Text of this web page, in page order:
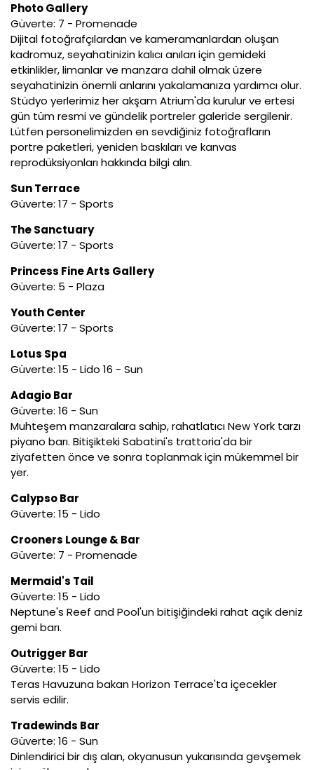
Photo Gallery
Güverte: 7 - Promenade
Dijital fotoğrafçılardan ve kameramanlardan oluşan
kadromuz, seyahatinizin kalıcı anıları için gemideki
etkinlikler, limanlar ve manzara dahil olmak üzere
seyahatinizin önemli anlarını yakalamanıza yardımcı olur.
Stüdyo yerlerimiz her akşam Atrium'da kurulur ve ertesi
gün tüm resmi ve gündelik portreler galeride sergilenir.
Lütfen personelimizden en sevdiğiniz fotoğrafların
portre paketleri, yeniden baskıları ve kanvas
reprodüksiyonları hakkında bilgi alın.
Sun Terrace
Güverte: 17 - Sports
The Sanctuary
Güverte: 17 - Sports
Princess Fine Arts Gallery
Güverte: 5 - Plaza
Youth Center
Güverte: 17 - Sports
Lotus Spa
Güverte: 15 - Lido 16 - Sun
Adagio Bar
Güverte: 16 - Sun
Muhteşem manzaralara sahip, rahatlatıcı New York tarzı
piyano barı. Bitişikteki Sabatini's trattoria'da bir
ziyafetten önce ve sonra toplanmak için mükemmel bir
yer.
Calypso Bar
Güverte: 15 - Lido
Crooners Lounge & Bar
Güverte: 7 - Promenade
Mermaid's Tail
Güverte: 15 - Lido
Neptune's Reef and Pool'un bitişiğindeki rahat açık deniz
gemi barı.
Outrigger Bar
Güverte: 15 - Lido
Teras Havuzuna bakan Horizon Terrace'ta içecekler
servis edilir.
Tradewinds Bar
Güverte: 16 - Sun
Dinlendirici bir dış alan, okyanusun yukarısında gevşemek